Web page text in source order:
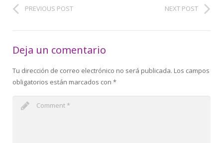
PREVIOUS POST NEXT POST
Deja un comentario
Tu dirección de correo electrónico no será publicada. Los campos
obligatorios están marcados con *